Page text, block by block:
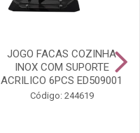
JOGO FACAS COZINHA
INOX COM SUPORTE
ACRILICO 6PCS ED509001
Código: 244619